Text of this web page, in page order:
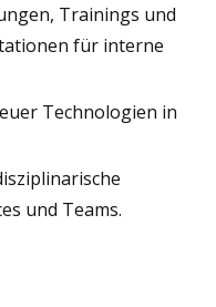
Trainings und
für interne
Technologien in
und Teams.